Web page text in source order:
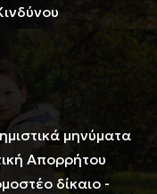
ευθύνης
μηνύματα
Απορρήτου
δίκαιο -